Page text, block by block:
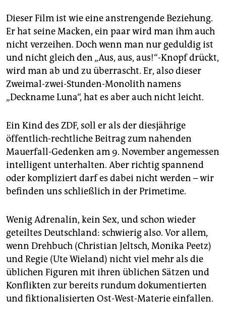
abo
genossenschaft
epaper login
Dieser Film ist wie eine anstrengende Beziehung.
Er hat seine Macken, ein paar wird man ihm auch
nicht verzeihen. Doch wenn man nur geduldig ist
und nicht gleich den „Aus, aus, aus!“-Knopf drückt,
wird man ab und zu überrascht. Er, also dieser
Zweimal-zwei-Stunden-Monolith namens
„Deckname Luna“, hat es aber auch nicht leicht.
Ein Kind des ZDF, soll er als der diesjährige
öffentlich-rechtliche Beitrag zum nahenden
Mauerfall-Gedenken am 9. November angemessen
intelligent unterhalten. Aber richtig spannend
oder kompliziert darf es dabei nicht werden – wir
befinden uns schließlich in der Primetime.
Wenig Adrenalin, kein Sex, und schon wieder
geteiltes Deutschland: schwierig also. Vor allem,
wenn Drehbuch (Christian Jeltsch, Monika Peetz)
und Regie (Ute Wieland) nicht viel mehr als die
üblichen Figuren mit ihren üblichen Sätzen und
Konflikten zur bereits rundum dokumentierten
und fiktionalisierten Ost-West-Materie einfallen.